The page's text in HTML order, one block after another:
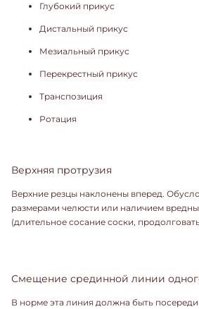
Глубокий прикус
Дистальный прикус
Мезиальный прикус
Перекрестный прикус
Транспозиция
Ротация
Верхняя протрузия
Верхние резцы наклонены вперед.
размерами челюсти или наличием
(длительное сосание соски,
Смещение срединной линии
В норме эта линия должна быть